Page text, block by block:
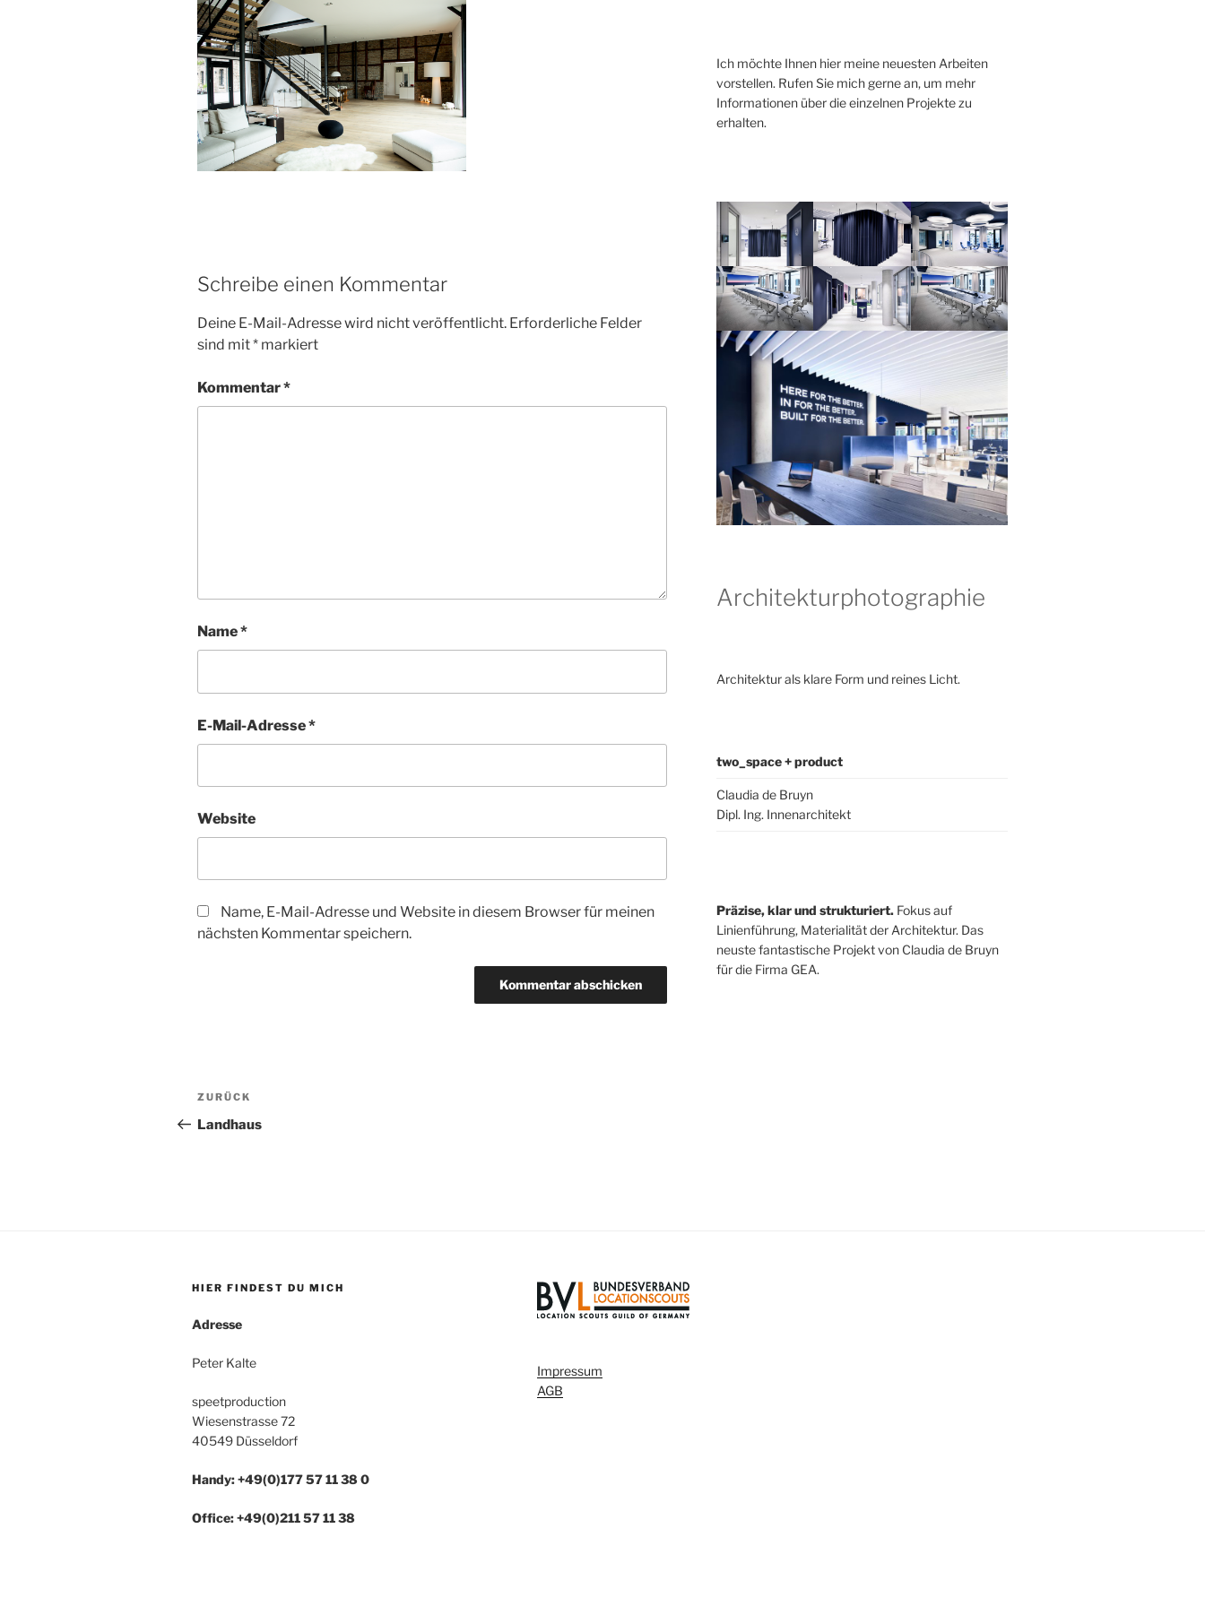
Schreibe einen Kommentar
Deine E-Mail-Adresse wird nicht veröffentlicht. Erforderliche Felder
sind mit* markiert
Kommentar*
Name*
E-Mail-Adresse*
Website
Name, E-Mail-Adresse und Website in diesem Browser für meinen
nächsten Kommentar speichern.
Beitragsnavigation
Vorheriger
Beitrag
ZURÜCK
Landhaus
Ich möchte Ihnen hier meine neuesten Arbeiten
vorstellen. Rufen Sie mich gerne an, um mehr
Informationen über die einzelnen Projekte zu
erhalten.
Architekturphotographie
Architektur als klare Form und reines Licht.
two_space + product
Claudia de Bruyn
Dipl. Ing. Innenarchitekt
Präzise, klar und strukturiert. Fokus auf
Linienführung, Materialität der Architektur. Das
neuste fantastische Projekt von Claudia de Bruyn
für die Firma GEA.
HIER FINDEST DU MICH
Adresse
Peter Kalte
speetproduction
Wiesenstrasse 72
40549 Düsseldorf
Handy: +49(0)177 57 11 38 0
Office: +49(0)211 57 11 38
Impressum
AGB